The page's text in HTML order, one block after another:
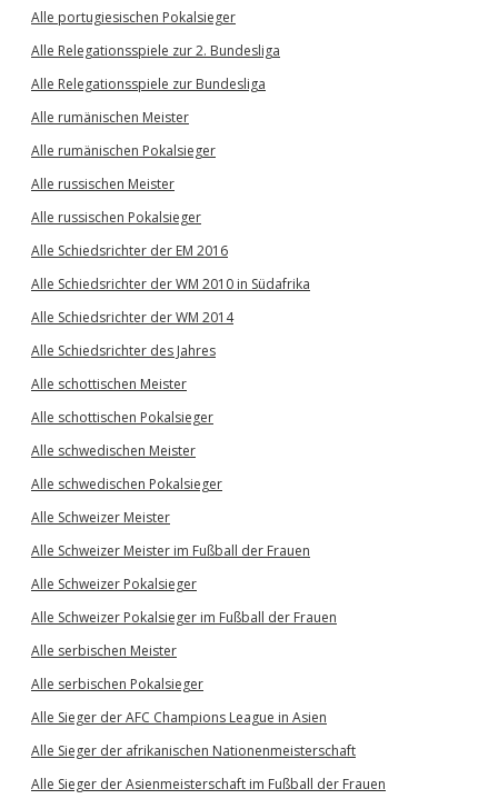
Alle portugiesischen Pokalsieger
Alle Relegationsspiele zur 2. Bundesliga
Alle Relegationsspiele zur Bundesliga
Alle rumänischen Meister
Alle rumänischen Pokalsieger
Alle russischen Meister
Alle russischen Pokalsieger
Alle Schiedsrichter der EM 2016
Alle Schiedsrichter der WM 2010 in Südafrika
Alle Schiedsrichter der WM 2014
Alle Schiedsrichter des Jahres
Alle schottischen Meister
Alle schottischen Pokalsieger
Alle schwedischen Meister
Alle schwedischen Pokalsieger
Alle Schweizer Meister
Alle Schweizer Meister im Fußball der Frauen
Alle Schweizer Pokalsieger
Alle Schweizer Pokalsieger im Fußball der Frauen
Alle serbischen Meister
Alle serbischen Pokalsieger
Alle Sieger der AFC Champions League in Asien
Alle Sieger der afrikanischen Nationenmeisterschaft
Alle Sieger der Asienmeisterschaft im Fußball der Frauen